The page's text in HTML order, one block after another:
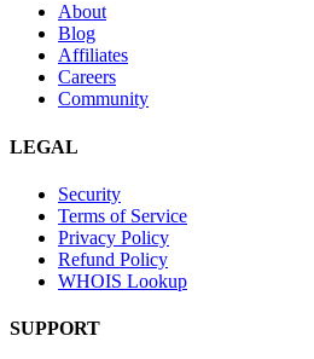
About
Blog
Affiliates
Careers
Community
LEGAL
Security
Terms of Service
Privacy Policy
Refund Policy
WHOIS Lookup
SUPPORT